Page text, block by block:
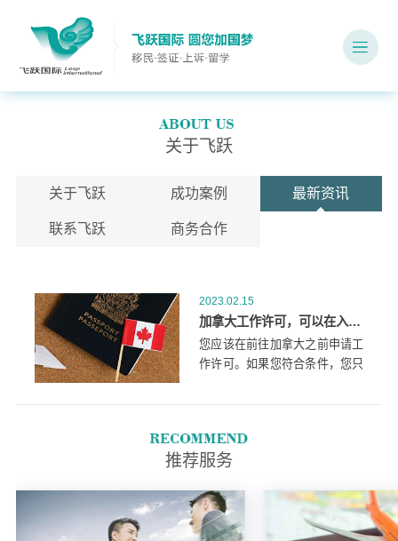
关于飞跃
关于飞跃 成功案例 最新资讯
联系飞跃 商务合作
2023.02.15
加拿大工作许可，可以在入境时申请吗？
您应该在前往加拿大之前申请工
作许可。如果您符合条件，您只
入境口岸(POE)申请，您必须满
子旅行许可(eTA)或无需访问签
证旅行。
推荐服务